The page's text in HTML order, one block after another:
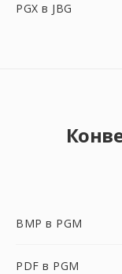
PGX в JBG
BMP в PGM
PDF в PGM